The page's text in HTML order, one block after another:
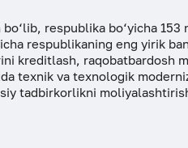
respublika bo‘yicha 153
respublikaning eng yirik
kreditlash, raqobatbardosh
texnik va texnologik
tadbirkorlikni